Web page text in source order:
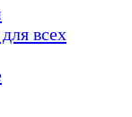
всех